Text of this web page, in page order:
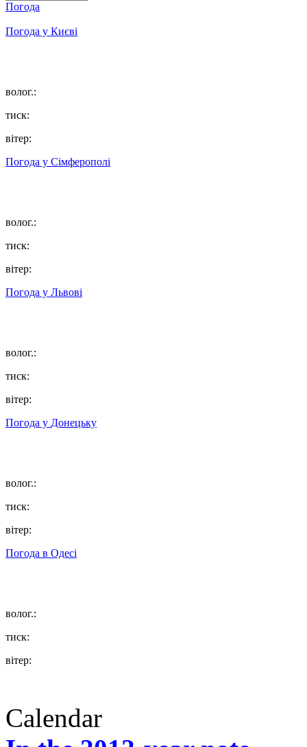
Погода
Погода у Києві
волог.:
тиск:
вітер:
Погода у Сімферополі
волог.:
тиск:
вітер:
Погода у Львові
волог.:
тиск:
вітер:
Погода у Донецьку
волог.:
тиск:
вітер:
Погода в Одесі
волог.:
тиск:
вітер:
Calendar